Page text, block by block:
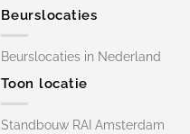
Beurslocaties
Beurslocaties in Nederland
Toon locatie
Standbouw RAI Amsterdam